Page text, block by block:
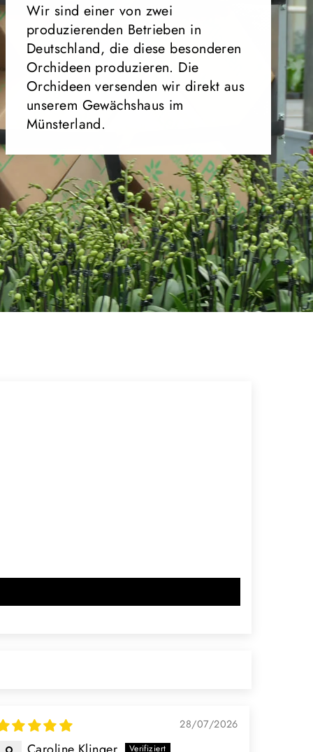
Wir sind einer von zwei
produzierenden Betrieben in
Deutschland, die diese besonderen
Orchideen produzieren. Die
Orchideen versenden wir direkt aus
unserem Gewächshaus im
Münsterland.
28/07/2026